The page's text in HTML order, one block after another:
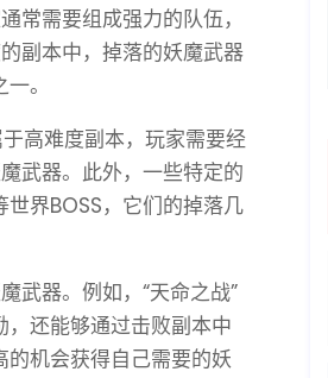
常需要组成强力的队伍，
副本中，掉落的妖魔武器
。
高难度副本，玩家需要经
武器。此外，一些特定的
世界BOSS，它们的掉落几
武器。例如，“天命之战”
还能够通过击败副本中
机会获得自己需要的妖